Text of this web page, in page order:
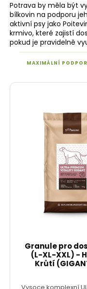
Potrava by měla být
bílkovin na podporu
aktivní psy jako
krmivo, které zajistí
pokud je pravidelně